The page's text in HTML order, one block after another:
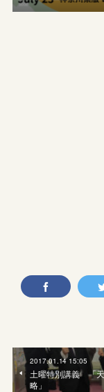
2017.01.14 15:05
土曜特別講義 「
略」